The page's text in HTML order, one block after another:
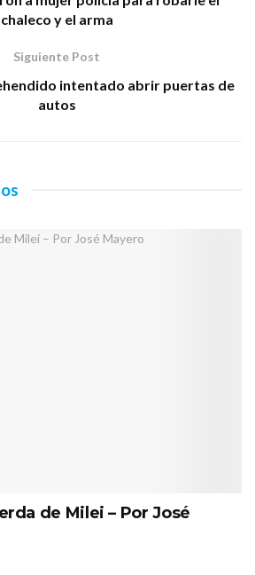
chaleco y el arma
Siguiente Post
intentado abrir puertas de
autos
de Milei – Por José